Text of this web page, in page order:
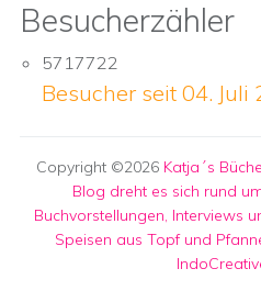
Besucherzähler
5717722
Besucher seit 04. Juli
Copyright ©2026 Katja´s
Blog dreht es sich rund
Buchvorstellungen, Interviews
Speisen aus Topf und